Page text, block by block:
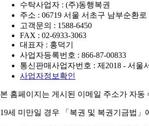
수탁사업자 : (주)동행복권
주소 : 06719 서울 서초구 남부순환
고객문의 : 1588-6450
FAX : 02-6933-3063
대표자 : 홍덕기
사업자등록번호 : 866-87-00833
통신판매사업자번호 : 제2018 - 서울
사업자정보확인
본 홈페이지는 게시된 이메일 주소가 자동
19세 미만일 경우 「복권 및 복권기금법